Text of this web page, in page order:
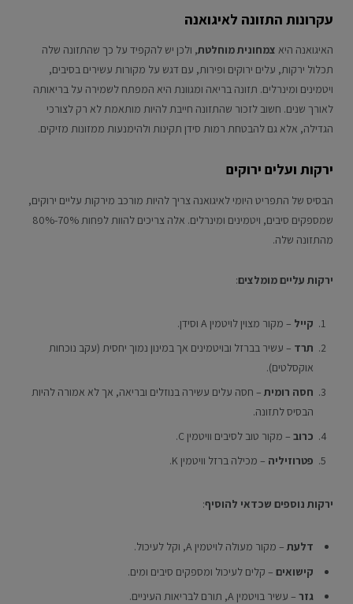
עקרונות התזונה לאיגואנה
האיגואנה היא צמחונית מוחלטת, ולכן יש להקפיד על כך שהתזונה שלה
תכלול ירקות, עלים ירוקים ופירות, עם דגש על מקורות עשירים בסיבים,
ויטמינים ומינרלים. תזונה בריאה ומגוונת היא המפתח לשמירה על בריאותה
לאורך שנים. חשוב לזכור שהתזונה חייבת להיות מותאמת לא רק לצורכי
הגדילה, אלא גם להבטחת רמות סידן תקינות ולהימנעות ממזונות מזיקים.
ירקות ועלים ירוקים
הבסיס של התפריט היומי לאיגואנה צריך להיות מורכב מירקות עליים ירוקים,
שמספקים סיבים, ויטמינים ומינרלים. אלה צריכים להוות לפחות 70%-80%
מהתזונה שלה.
ירקות עליים מומלצים:
קייל – מקור מצוין לויטמין A וסידן.
תרד – עשיר בברזל ובויטמינים אך במינון נמוך יחסית (עקב נוכחות
אוקסלטים).
חסה רומית – חסה עלים עשירה בנוזלים ובריאה, אך לא אמורה להיות
הבסיס לתזונה.
כרוב – מקור טוב לסיבים וויטמין C.
פטרוזיליה – מכילה ברזל וויטמין K.
ירקות נוספים שכדאי להוסיף:
דלעת – מקור מעולה לויטמין A, וקל לעיכול.
קישואים – קלים לעיכול ומספקים סיבים ומים.
גזר – עשיר בויטמין A, תורם לבריאות העיניים.